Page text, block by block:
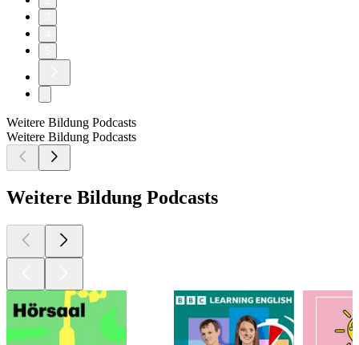
Weitere Bildung Podcasts
Weitere Bildung Podcasts
Weitere Bildung Podcasts